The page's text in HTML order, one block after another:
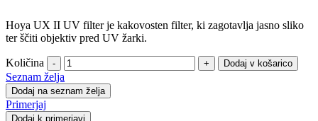
Hoya UX II UV filter je kakovosten filter, ki zagotavlja jasno sliko
ter ščiti objektiv pred UV žarki.
Količina - +
Seznam želja
Dodaj na seznam želja
Primerjaj
Dodaj k primerjavi